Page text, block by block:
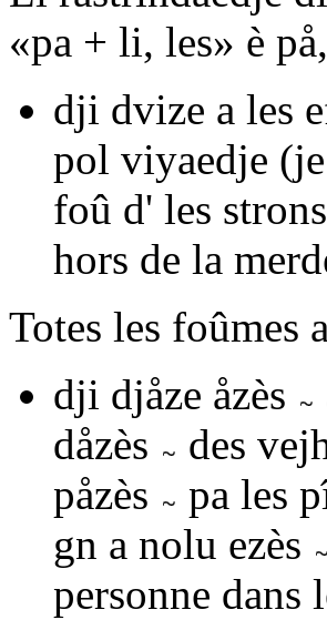
«pa + li, les» è på,
dji dvize a les
pol viyaedje
foû d' les strons
hors de la
Totes les foûmes
dji djåze åzès
dåzès
des
påzès
pa les
gn a nolu ezès
personne dans